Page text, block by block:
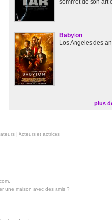
sommet de son art
Babylon
Los Angeles des
plus
| Acteurs et actrices
une maison avec des amis?